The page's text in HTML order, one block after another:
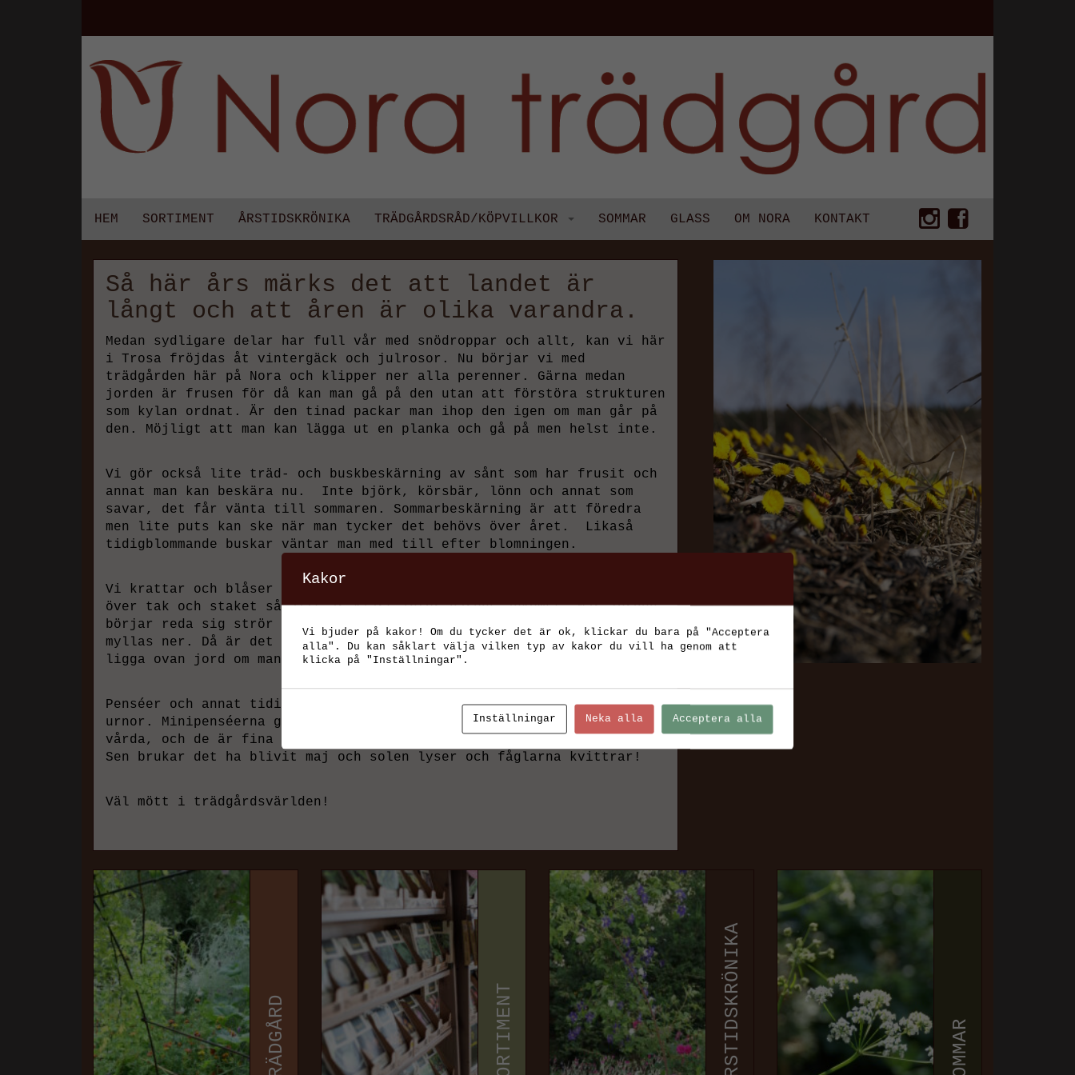
HEM SORTIMENT ÅRSTIDSKRÖNIKA TRÄDGÅRDSRÅD/KÖPVILLKOR SOMMAR GLASS OM NORA KONTAKT
Så här års märks det att landet är
långt och att åren är olika varandra.
Medan sydligare delar har full vår med snödroppar och allt, kan vi här
i Trosa fröjdas åt vintergäck och julrosor. Nu börjar vi med
trädgården här på Nora och klipper ner alla perenner. Gärna medan
jorden är frusen för då kan man gå på den utan att förstöra strukturen
som kylan ordnat. Är den tinad packar man ihop den igen om man går på
den. Möjligt att man kan lägga ut en planka och gå på men helst inte.
Vi gör också lite träd- och buskbeskärning av sånt som har frusit och
annat man kan beskära nu. Inte björk, körsbär, lönn och annat som
savar, det får vänta till sommaren. Sommarbeskärning är att föredra
men lite puts kan ske när man tycker det behövs över året. Likaså
tidigblommande buskar väntar man med till efter blomningen.
Vi krattar och blåser bort gammalt löv och kvistar från gångarna, ser
över tak och staket så allt är klart inför vårens ankomst. När jorden
börjar reda sig strör vi ut ekogödsel i alla bäddar som helst ska
myllas ner. Då är det också bra att ta bort ogräs för de brukar nästan
ligga ovan jord om man är tidigt ute, sen växer de fast ordentligt!
Penséer och annat tidigt blir planterat så vi får blommor i krukor och
urnor. Minipenséerna gör sig också bra på graven om man har någon att
vårda, och de är fina ända till midsommar.
Sen brukar det ha blivit maj och solen lyser och fåglarna kvittrar!
Väl mött i trädgårdsvärlden!
TRÄDGÅRD SORTIMENT ÅRSTIDSKRÖNIKA SOMMAR
Kakor
Vi bjuder på kakor! Om du tycker det är ok, klickar du bara på "Acceptera
alla". Du kan såklart välja vilken typ av kakor du vill ha genom att
klicka på "Inställningar".
Inställningar Neka alla Acceptera alla